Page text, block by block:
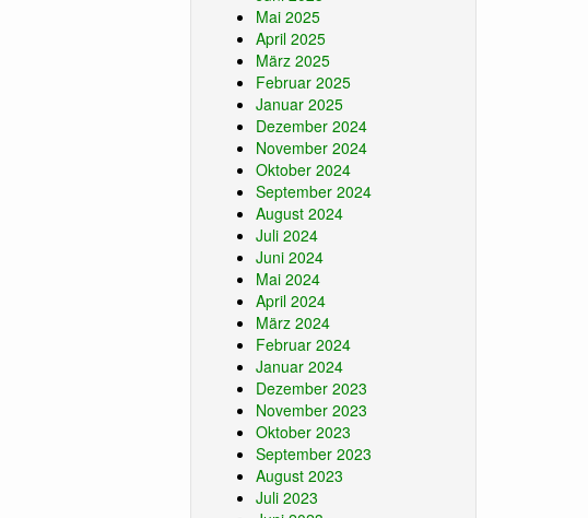
Mai 2025
April 2025
März 2025
Februar 2025
Januar 2025
Dezember 2024
November 2024
Oktober 2024
September 2024
August 2024
Juli 2024
Juni 2024
Mai 2024
April 2024
März 2024
Februar 2024
Januar 2024
Dezember 2023
November 2023
Oktober 2023
September 2023
August 2023
Juli 2023